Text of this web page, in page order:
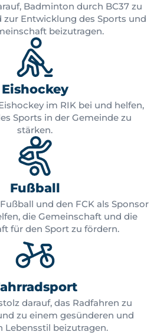
Badminton durch BC37 zu
Entwicklung des Sports und
beizutragen.
Eishockey
im RIK bei und helfen,
Sports in der Gemeinde zu
stärken.
Fußball
und den FCK als Sponsor
die Gemeinschaft und die
für den Sport zu fördern.
darauf, das Radfahren zu
zu einem gesünderen und
Lebensstil beizutragen.